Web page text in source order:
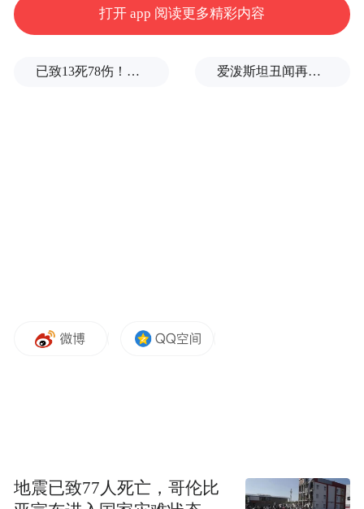
打开 app 阅读更多精彩内容
已致13死78伤！这是乌方对俄本土发动的最致命袭击之一 爱泼斯坦丑闻再曝新线索！美国顶级艺术学校爆70起性侵黑幕，近50名成年人被指控
地震已致77人死亡，哥伦比